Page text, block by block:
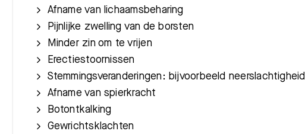
Afname van lichaamsbeharing
Pijnlijke zwelling van de borsten
Minder zin om te vrijen
Erectiestoornissen
Stemmingsveranderingen: bijvoorbeeld neerslachtigheid
Afname van spierkracht
Botontkalking
Gewrichtsklachten